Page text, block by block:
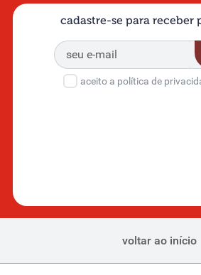
cadastre-se para receber
aceito a política de
voltar ao início